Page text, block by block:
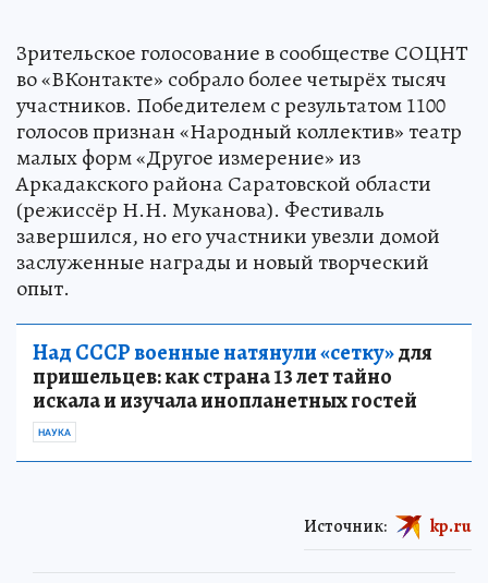
Зрительское голосование в сообществе СОЦНТ
во «ВКонтакте» собрало более четырёх тысяч
участников. Победителем с результатом 1100
голосов признан «Народный коллектив» театр
малых форм «Другое измерение» из
Аркадакского района Саратовской области
(режиссёр Н.Н. Муканова). Фестиваль
завершился, но его участники увезли домой
заслуженные награды и новый творческий
опыт.
Над СССР военные натянули «сетку»для
пришельцев: как страна 13 лет тайно
искала и изучала инопланетных гостей
НАУКА
Источник: kp.ru